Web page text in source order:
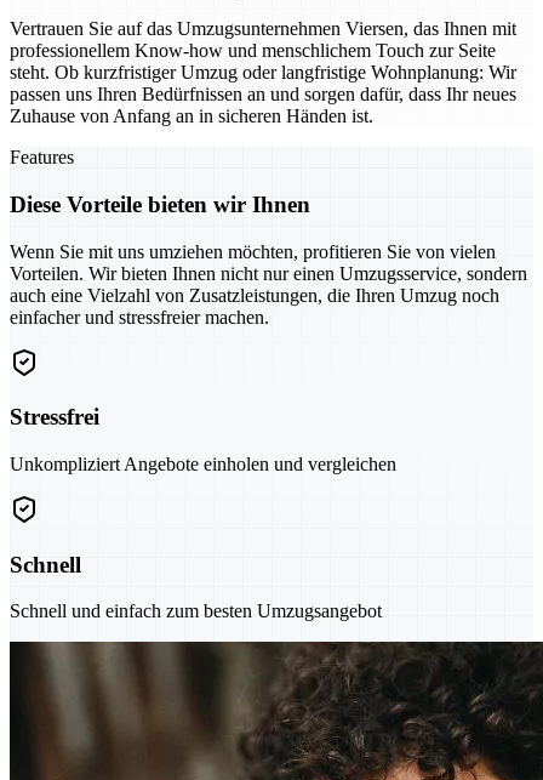
Vertrauen Sie auf das Umzugsunternehmen Viersen, das Ihnen mit
professionellem Know-how und menschlichem Touch zur Seite
steht. Ob kurzfristiger Umzug oder langfristige Wohnplanung: Wir
passen uns Ihren Bedürfnissen an und sorgen dafür, dass Ihr neues
Zuhause von Anfang an in sicheren Händen ist.
Features
Diese Vorteile bieten wir Ihnen
Wenn Sie mit uns umziehen möchten, profitieren Sie von vielen
Vorteilen. Wir bieten Ihnen nicht nur einen Umzugsservice, sondern
auch eine Vielzahl von Zusatzleistungen, die Ihren Umzug noch
einfacher und stressfreier machen.
Stressfrei
Unkompliziert Angebote einholen und vergleichen
Schnell
Schnell und einfach zum besten Umzugsangebot